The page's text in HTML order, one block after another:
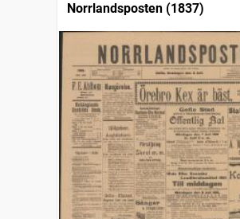
Norrlandsposten (1837)